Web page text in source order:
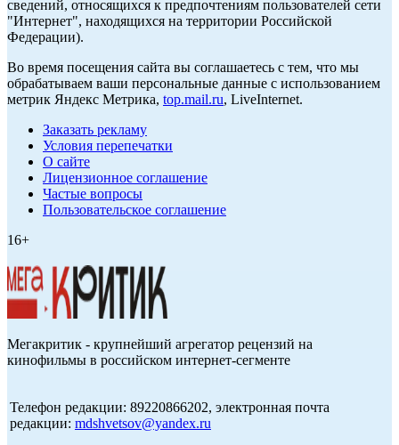
сведений, относящихся к предпочтениям пользователей сети
"Интернет", находящихся на территории Российской
Федерации).
Во время посещения сайта вы соглашаетесь с тем, что мы
обрабатываем ваши персональные данные с использованием
метрик Яндекс Метрика, top.mail.ru, LiveInternet.
Заказать рекламу
Условия перепечатки
О сайте
Лицензионное соглашение
Частые вопросы
Пользовательское соглашение
16+
Мегакритик - крупнейший агрегатор рецензий на
кинофильмы в российском интернет-сегменте
Телефон редакции: 89220866202, электронная почта
редакции: mdshvetsov@yandex.ru